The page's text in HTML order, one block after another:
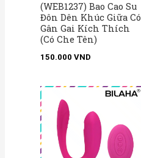
(WEB1237) Bao Cao Su
Đôn Dên Khúc Giữa Có
Gân Gai Kích Thích
(Có Che Tên)
150.000VND